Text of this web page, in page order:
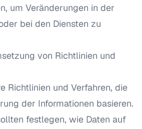
um Veränderungen in der
bei den Diensten zu
von Richtlinien und
Richtlinien und Verfahren, die
der Informationen basieren.
festlegen, wie Daten auf